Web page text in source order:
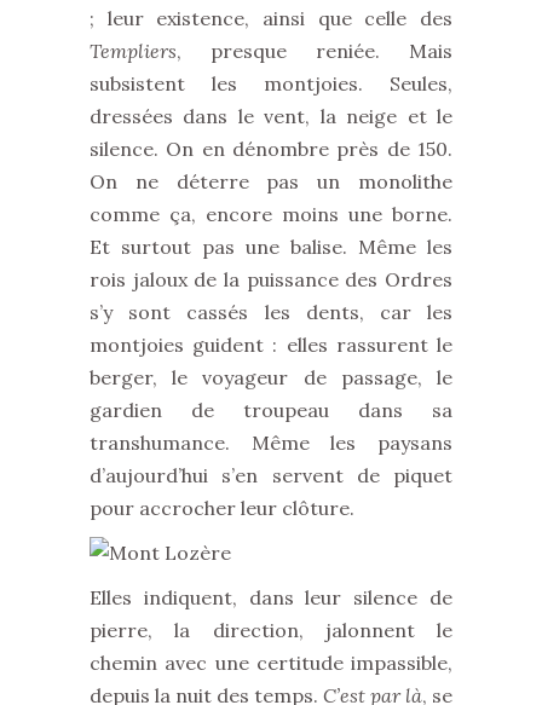
; leur existence, ainsi que celle des
Templiers, presque reniée. Mais
subsistent les montjoies. Seules,
dressées dans le vent, la neige et le
silence. On en dénombre près de 150.
On ne déterre pas un monolithe
comme ça, encore moins une borne.
Et surtout pas une balise. Même les
rois jaloux de la puissance des Ordres
s’y sont cassés les dents, car les
montjoies guident : elles rassurent le
berger, le voyageur de passage, le
gardien de troupeau dans sa
transhumance. Même les paysans
d’aujourd’hui s’en servent de piquet
pour accrocher leur clôture.
Elles indiquent, dans leur silence de
pierre, la direction, jalonnent le
chemin avec une certitude impassible,
depuis la nuit des temps. C’est par là, se